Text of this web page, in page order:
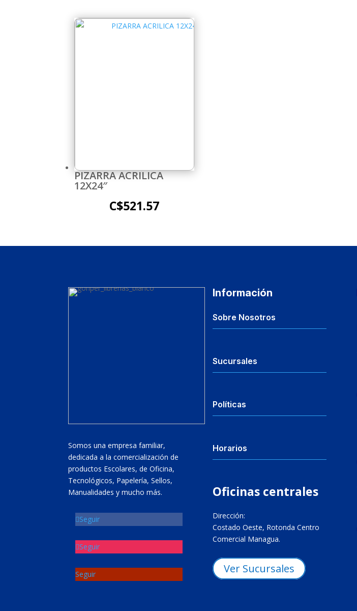
PIZARRA ACRILICA
12X24″
C$521.57
Somos una empresa familiar,
dedicada a la comercialización de
productos Escolares, de Oficina,
Tecnológicos, Papelería, Sellos,
Manualidades y mucho más.
Seguir
Seguir
Seguir
Información
Sobre Nosotros
Sucursales
Políticas
Horarios
Oficinas centrales
Dirección:
Costado Oeste, Rotonda Centro
Comercial Managua.
Ver Sucursales